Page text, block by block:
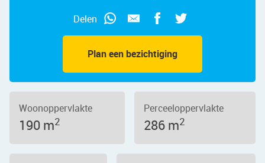
Plan een bezichtiging
Delen
Woonoppervlakte
190 m2
Perceeloppervlakte
286 m2